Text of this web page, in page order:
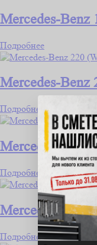
Mercedes-Benz
Подробнее
Mercedes-Benz
Подробнее
Mercedes-Benz
Подробнее
Mercedes-Benz
Подробнее